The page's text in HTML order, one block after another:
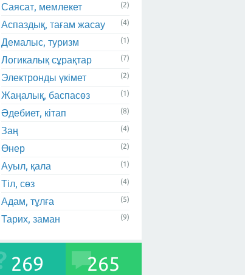
Саясат, мемлекет (2)
Аспаздық, тағам жасау (4)
Демалыс, туризм (1)
Логикалық сұрақтар (7)
Электронды үкімет (2)
Жаңалық, баспасөз (1)
Әдебиет, кітап (8)
Заң (4)
Өнер (2)
Ауыл, қала (1)
Тіл, сөз (4)
Адам, тұлға (5)
Тарих, заман (9)
269 265